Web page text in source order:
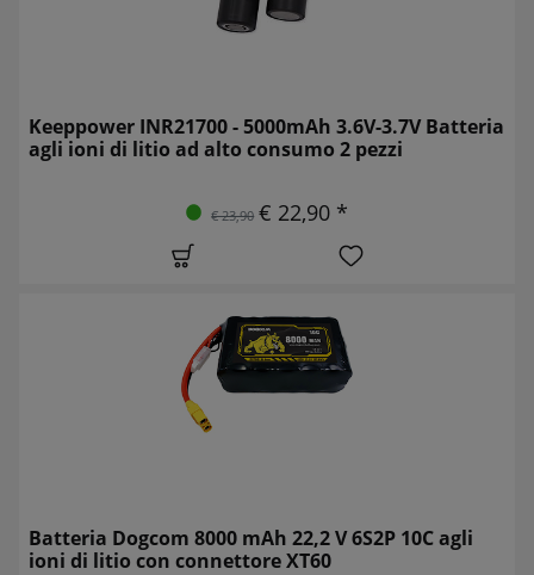
Keeppower INR21700 - 5000mAh 3.6V-3.7V Batteria
agli ioni di litio ad alto consumo 2 pezzi
€ 23,90 € 22,90 *
Batteria Dogcom 8000 mAh 22,2 V 6S2P 10C agli
ioni di litio con connettore XT60